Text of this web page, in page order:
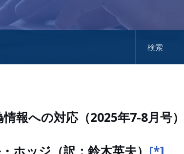
報への対応（2025年7-8月号）
ホッジ（訳：鈴木英夫） [*]